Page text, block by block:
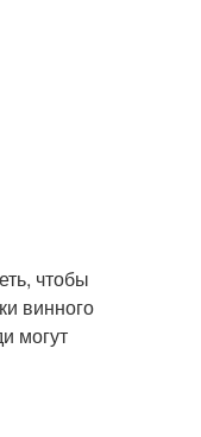
чтобы
винного
могут